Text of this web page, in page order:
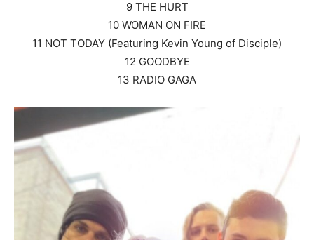
9 THE HURT
10 WOMAN ON FIRE
11 NOT TODAY (Featuring Kevin Young of Disciple)
12 GOODBYE
13 RADIO GAGA